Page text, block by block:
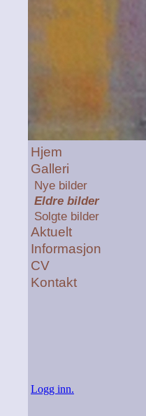
Hjem
Galleri
Nye bilder
Eldre bilder
Solgte bilder
Aktuelt
Informasjon
CV
Kontakt
Logg inn.